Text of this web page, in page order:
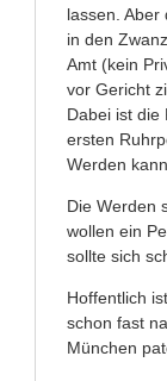
lassen.
in den
Amt (kein
vor Gericht
Dabei ist die
ersten
Werden
Die Werden
wollen ein
sollte sich
Hoffentlich
schon fast
München